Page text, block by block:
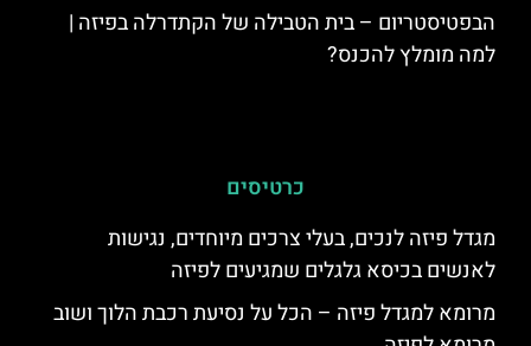
הבפטיסטריום – בית הטבילה של הקתדרלה בפיזה |
למה מומלץ להכנס?
כרטיסים
מגדל פיזה לנכים, בעלי צרכים מיוחדים, נגישות
לאנשים בכיסא גלגלים שמגיעים לפיזה
מרומא למגדל פיזה – הכל על נסיעת רכבת הלוך ושוב